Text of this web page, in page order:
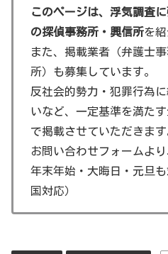
して、多くの成功例が報告さ
参考に、自身の状況に最適な
奨されます。
《観光名所情報》
兵庫県で浮気調査を紹介して
庫県の観光名所を紹介します
このページは、浮気調査
の探偵事務所・興信所を紹
また、掲載業者（弁護士
所）も募集しています。
反社会的勢力・犯罪行為
いなど、一定基準を満た
で掲載させていただきます
お問い合わせフォームよ
年末年始・大晦日・元旦
国対応）